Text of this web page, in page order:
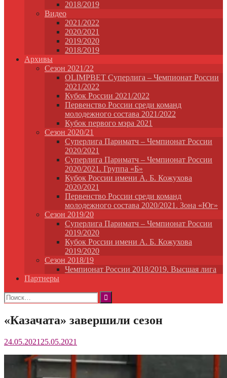
2018/2019
Видео
2021/2022
2020/2021
2019/2020
2018/2019
Архивы
Сезон 2021/22
OLIMPBET Суперлига – Чемпионат России
2021/2022
Кубок России 2021/2022
Первенство России среди команд
молодежного состава 2021/2022
Кубок первого мэра 2021
Сезон 2020/21
Суперлига Париматч – Чемпионат России
2020/2021
Суперлига Париматч – Чемпионат России
2020/2021. Группа «Б»
Кубок России имени А. Б. Кожухова
2020/2021
Первенство России среди команд
молодежного состава 2020/2021. Зона «Юг»
Сезон 2019/20
Суперлига Париматч – Чемпионат России
2019/2020
Кубок России имени А. Б. Кожухова
2019/2020
Сезон 2018/19
Чемпионат России 2018/2019. Высшая лига
Партнеры
Найти:
«Казачата» завершили сезон
24.05.2021 25.05.2021